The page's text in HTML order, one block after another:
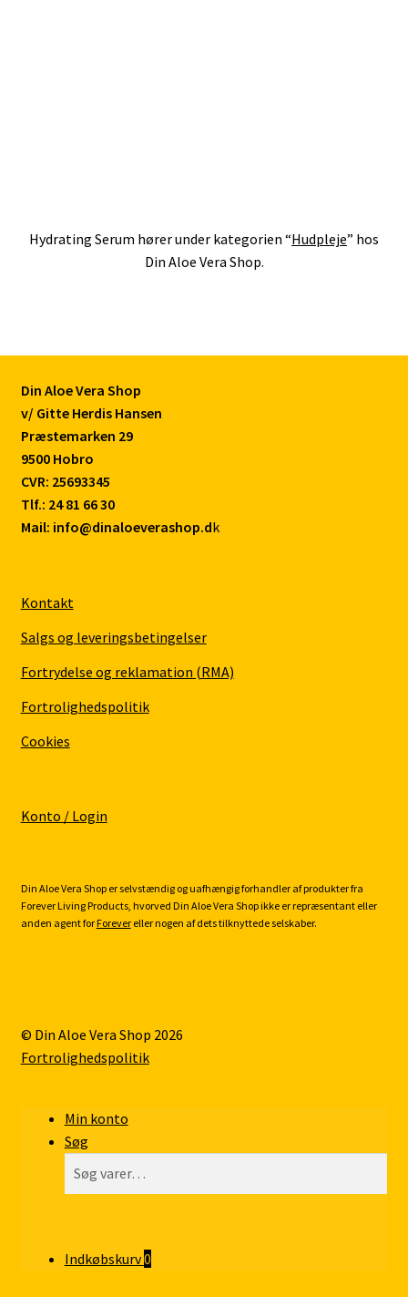
Hydrating Serum hører under kategorien “Hudpleje” hos
Din Aloe Vera Shop.
Din Aloe Vera Shop
v/ Gitte Herdis Hansen
Præstemarken 29
9500 Hobro
CVR: 25693345
Tlf.: 24 81 66 30
Mail: info@dinaloeverashop.dk
Kontakt
Salgs og leveringsbetingelser
Fortrydelse og reklamation (RMA)
Fortrolighedspolitik
Cookies
Konto / Login
Din Aloe Vera Shop er selvstændig og uafhængig forhandler af produkter fra
Forever Living Products, hvorved Din Aloe Vera Shop ikke er repræsentant eller
anden agent forForevereller nogen af dets tilknyttede selskaber.
© Din Aloe Vera Shop 2026
Fortrolighedspolitik
Min konto
Søg
efter:
Indkøbskurv0